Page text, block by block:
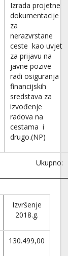
Izrada projetne
dokumentacije
za
nerazvrstane
ceste kao uvjet
za prijavu na
javne pozive
radi osiguranja
financijskih
sredstava za
izvođenje
radova na
cestama i
drugo.(NP)
Ukupno:
Izvršenje
2018.g.
130.499,00